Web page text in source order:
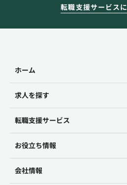
転職支援サービス
ホーム
求人を探す
転職支援サービス
お役立ち情報
会社情報